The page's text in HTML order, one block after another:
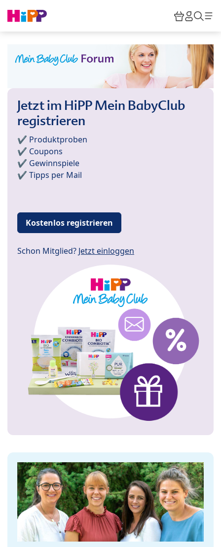
HiPP
Jetzt im HiPP Mein BabyClub
registrieren
✔️ Produktproben
✔️ Coupons
✔️ Gewinnspiele
✔️ Tipps per Mail
Kostenlos registrieren
Schon Mitglied? Jetzt einloggen